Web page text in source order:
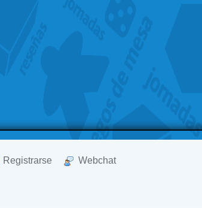
Registrarse Webchat